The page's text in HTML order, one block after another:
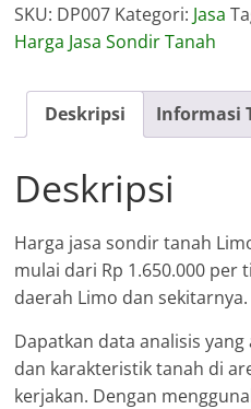
Sondir
Tanah
SKU: DP007 Kategori: Jasa
Harga Jasa Sondir Tanah
Deskripsi Informasi
Deskripsi
Harga jasa sondir tanah
mulai dari Rp 1.650.000 per
daerah Limo dan sekitarnya.
Dapatkan data analisis
dan karakteristik tanah di
kerjakan. Dengan